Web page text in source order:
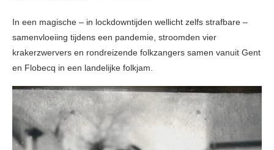
In een magische – in lockdowntijden wellicht zelfs strafbare –
samenvloeiing tijdens een pandemie, stroomden vier
krakerzwervers en rondreizende folkzangers samen vanuit Gent
en Flobecq in een landelijke folkjam.